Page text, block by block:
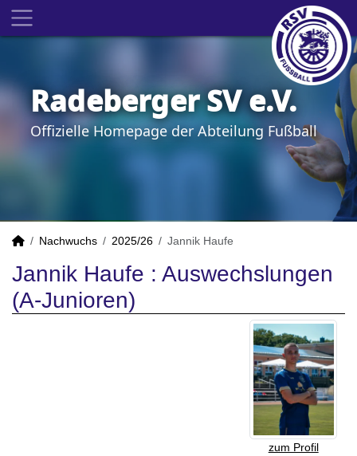
Radeberger SV e.V.
Offizielle Homepage der Abteilung Fußball
Nachwuchs 2025/26 Jannik Haufe
Jannik Haufe : Auswechslungen
(A-Junioren)
zum Profil